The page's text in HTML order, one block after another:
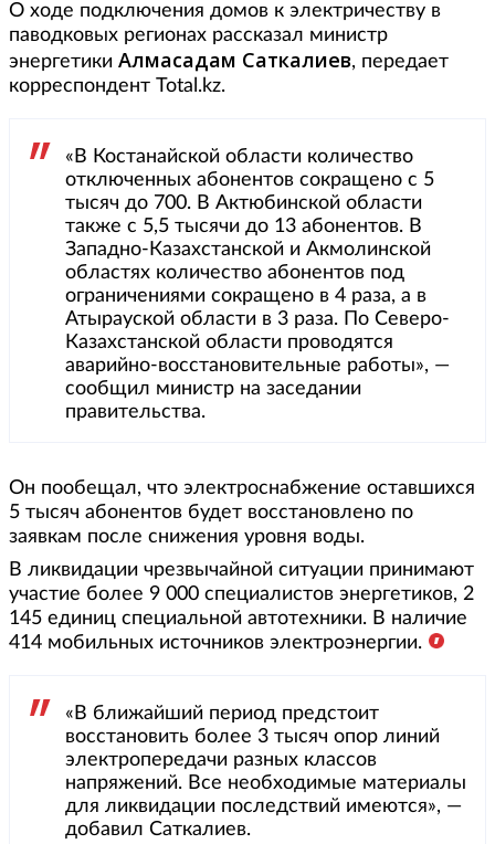
О ходе подключения домов к электричеству в
паводковых регионах рассказал министр
энергетики Алмасадам Саткалиев, передает
корреспондент Total.kz.
«В Костанайской области количество
отключенных абонентов сокращено с 5
тысяч до 700. В Актюбинской области
также с 5,5 тысячи до 13 абонентов. В
Западно-Казахстанской и Акмолинской
областях количество абонентов под
ограничениями сокращено в 4 раза, а в
Атырауской области в 3 раза. По Северо-
Казахстанской области проводятся
аварийно-восстановительные работы», —
сообщил министр на заседании
правительства.
Он пообещал, что электроснабжение оставшихся
5 тысяч абонентов будет восстановлено по
заявкам после снижения уровня воды.
В ликвидации чрезвычайной ситуации принимают
участие более 9 000 специалистов энергетиков, 2
145 единиц специальной автотехники. В наличие
414 мобильных источников электроэнергии.
«В ближайший период предстоит
восстановить более 3 тысяч опор линий
электропередачи разных классов
напряжений. Все необходимые материалы
для ликвидации последствий имеются», —
добавил Саткалиев.